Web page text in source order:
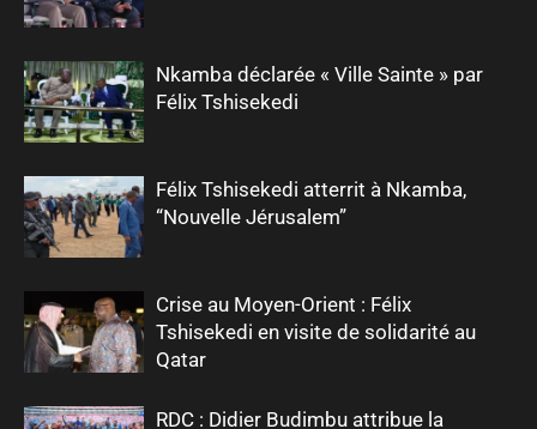
Nkamba déclarée « Ville Sainte » par
Félix Tshisekedi
Félix Tshisekedi atterrit à Nkamba,
“Nouvelle Jérusalem”
Crise au Moyen-Orient : Félix
Tshisekedi en visite de solidarité au
Qatar
RDC : Didier Budimbu attribue la